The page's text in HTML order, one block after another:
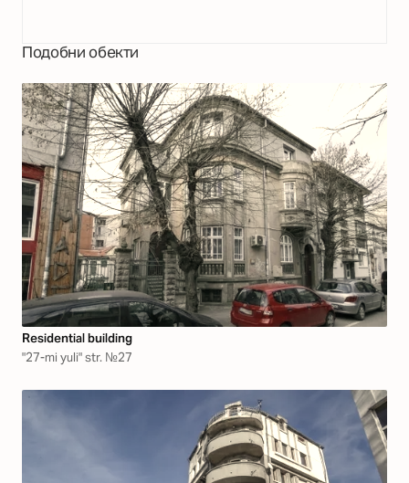
Подобни обекти
Residential building
"27-mi yuli" str. №27